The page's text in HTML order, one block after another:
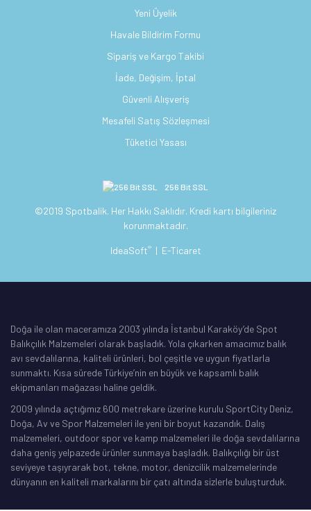
Yeni Üyelik
Havale Bildirim Formu
Sipariş ve Kargo Takibi
İade, Değişim, İptal
Güvenli Alışveriş
Mesafeli Satış Sözleşmesi
Tüketici Yasası
256 Bit SSL
©2019 Spotbalik. Her Hakkı Saklıdır. Kredi kartı bilgileriniz
korunmaktadır.
IdeaSoft® | E-Ticaret
Doğa ile olan maceramıza 2003 yılında İstanbul Karaköy’de Spot
Balıkçılık Malzemeleri olarak başladık. Yola çıkarken amacımız balık
avı sevdalılarına, kaliteli ürünleri, bol çeşitle ve uygun fiyatlarla
sunmaktı. Kısa sürede Türkiye’nin en büyük ve kapsamlı balık
ekipmanları mağazası haline geldik.
2009 yılında açtığımız 600 metrekare üzerine kurulu SportCity Deniz,
Doğa, Av ve Spor Malzemeleri ile yeni bir boyut kazandık. Dalış
malzemeleri, outdoor spor ve kamp malzemeleri ile doğa sevdalılarına
daha geniş yelpazede ürünler sunmaya başladık. Balıkçılığı bir üst
seviyeye taşıyrarak bot, tekne, motor, denizcilik malzemelerinde
dünyanın en kaliteli markalarını bir çatı altında sizlerle buluşturduk.